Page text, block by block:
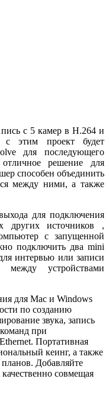
с 5 камер в H.264 и
с этим проект будет
для последующего
решение для
способен объединить
между ними, а также
для подключения
других источников ,
с запущенной
подключить два mini
интервью или записи
между устройствами
для Mac и Windows
по созданию
звука, запись
при
Портативная
кеинг, а также
Добавляйте
совмещая